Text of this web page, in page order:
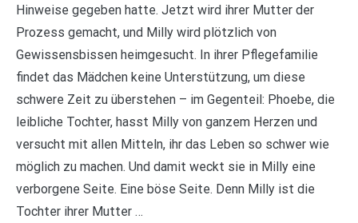
Hinweise gegeben hatte. Jetzt wird ihrer Mutter der
Prozess gemacht, und Milly wird plötzlich von
Gewissensbissen heimgesucht. In ihrer Pflegefamilie
findet das Mädchen keine Unterstützung, um diese
schwere Zeit zu überstehen – im Gegenteil: Phoebe, die
leibliche Tochter, hasst Milly von ganzem Herzen und
versucht mit allen Mitteln, ihr das Leben so schwer wie
möglich zu machen. Und damit weckt sie in Milly eine
verborgene Seite. Eine böse Seite. Denn Milly ist die
Tochter ihrer Mutter …